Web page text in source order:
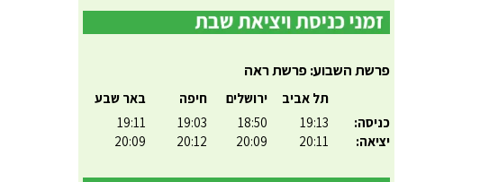
פרשת השבוע: פרשת ראה
כניסה:
יציאה:
תל אביב
19:13
20:11
ירושלים
18:50
20:09
חיפה
19:03
20:12
באר שבע
19:11
20:09